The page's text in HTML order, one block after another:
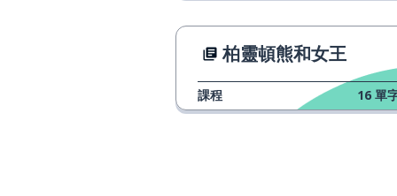
柏靈頓熊和女王
課程 16 單